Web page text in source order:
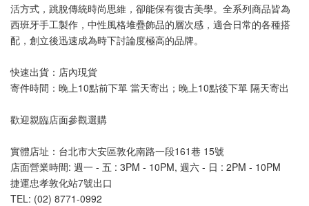
活方式，跳脫傳統時尚思維，卻能保有復古美學。全系列商品皆為
西班牙手工製作，中性風格堆疊飾品的層次感，適合日常的各種搭
配，創立後迅速成為時下討論度極高的品牌。
快速出貨：店內現貨
寄件時間：晚上10點前下單 當天寄出；晚上10點後下單 隔天寄出
歡迎親臨店面參觀選購
實體店址：台北市大安區敦化南路一段161巷 15號
店面營業時間: 週一 - 五 : 3PM - 10PM, 週六 - 日 : 2PM - 10PM
捷運忠孝敦化站7號出口
TEL: (02) 8771-0992